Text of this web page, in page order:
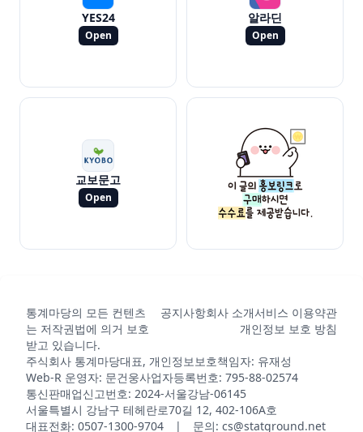
YES24
Open
알라딘
Open
교보문고
Open
통계마당의 모든 컨텐츠
는 저작권법에 의거 보호
받고 있습니다.
공지사항회사 소개서비스 이용약관
개인정보 보호 방침
주식회사 통계마당대표, 개인정보보호책임자: 유재성
Web-R 운영자: 문건웅사업자등록번호: 795-88-02574
통신판매업신고번호: 2024-서울강남-06145
서울특별시 강남구 테헤란로70길 12, 402-106A호
대표전화: 0507-1300-9704 | 문의: cs@statground.net